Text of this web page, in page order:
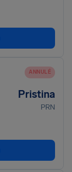
ANNULÉ
Pristina
PRN